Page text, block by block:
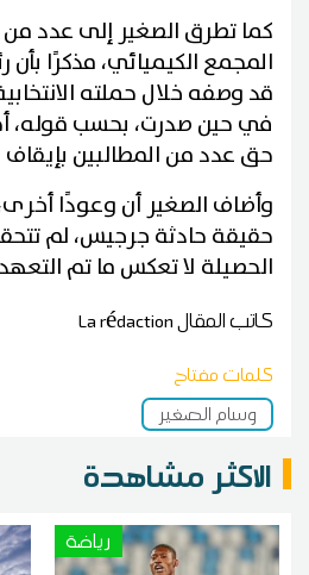
كما تطرق الصغير إلى عدد من
المجمع الكيميائي، مذكرًا
قد وصفه خلال حملته
في حين صدرت، بحسب قوله،
حق عدد من المطالبين
وأضاف الصغير أن وعودًا
حقيقة حادثة جرجيس، لم
الحصيلة لا تعكس ما تم
كاتب المقالLa rédaction
كلمات مفتاح
وسام الصغير
الاكثر مشاهدة
رياضة